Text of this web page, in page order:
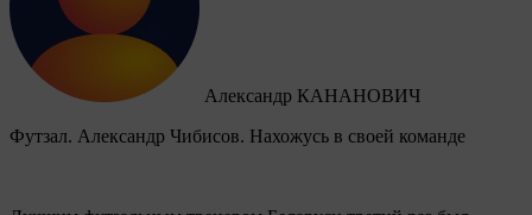
Александр КАНАНОВИЧ
Футзал. Александр Чибисов. Нахожусь в своей команде